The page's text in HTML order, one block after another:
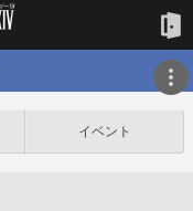
イベント